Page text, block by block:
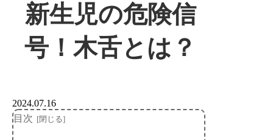
新生児の危険信
号！木舌とは？
2024.07.16
目次